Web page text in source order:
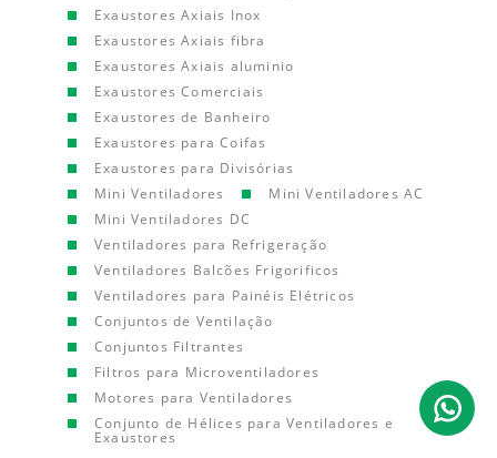
Exaustores Axiais Inox
Exaustores Axiais fibra
Exaustores Axiais aluminio
Exaustores Comerciais
Exaustores de Banheiro
Exaustores para Coifas
Exaustores para Divisórias
Mini Ventiladores
Mini Ventiladores AC
Mini Ventiladores DC
Ventiladores para Refrigeração
Ventiladores Balcões Frigorificos
Ventiladores para Painéis Elétricos
Conjuntos de Ventilação
Conjuntos Filtrantes
Filtros para Microventiladores
Motores para Ventiladores
Conjunto de Hélices para Ventiladores e
Exaustores